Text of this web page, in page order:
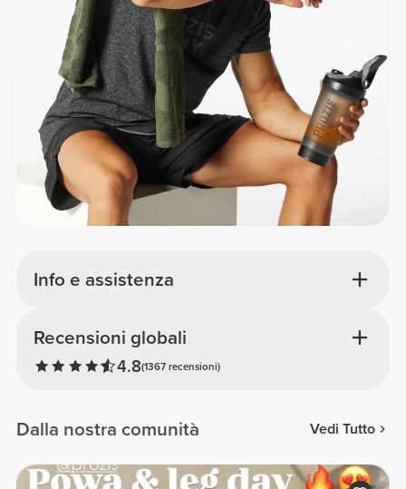
Info e assistenza
Recensioni globali
4.8(1367 recensioni)
Dalla nostra comunità Vedi Tutto